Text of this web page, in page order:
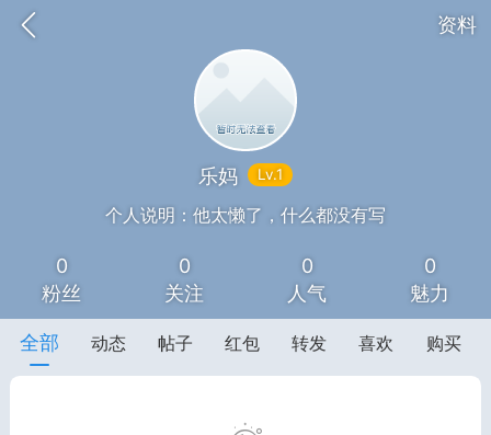
资料
赚题库券 充值
赚金币和题库券
加入上海学习交流群，资料免费领
乐妈 Lv.1
个人说明：他太懒了，什么都没有写
0
粉丝
0
关注
0
人气
0
魅力
全部 动态 帖子 红包 转发 喜欢 购买